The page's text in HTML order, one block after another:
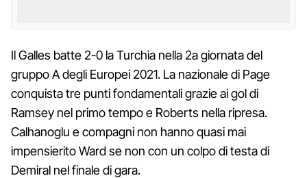
Il Galles batte 2-0 la Turchia nella 2a giornata del
gruppo A degli Europei 2021. La nazionale di Page
conquista tre punti fondamentali grazie ai gol di
Ramsey nel primo tempo e Roberts nella ripresa.
Calhanoglu e compagni non hanno quasi mai
impensierito Ward se non con un colpo di testa di
Demiral nel finale di gara.